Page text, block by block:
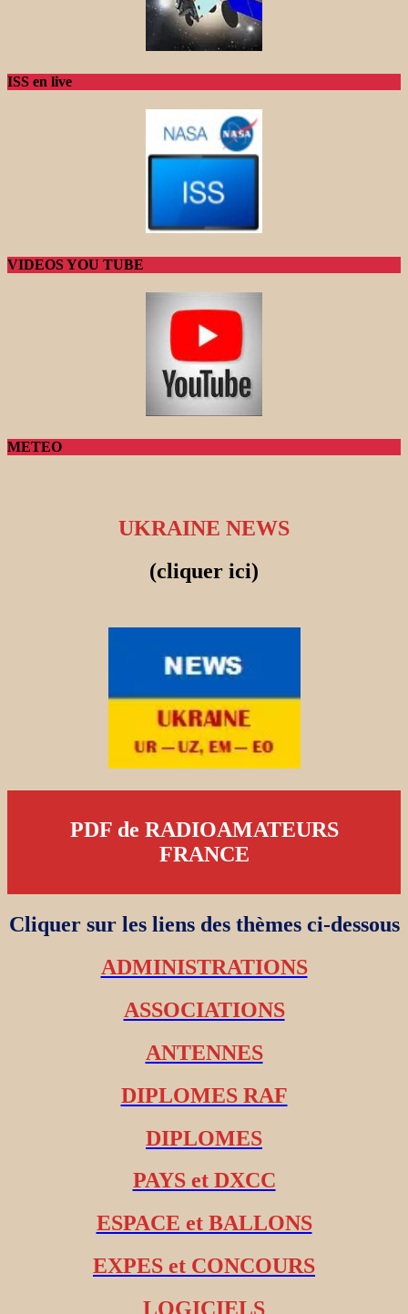
ISS en live
VIDEOS YOU TUBE
METEO
UKRAINE NEWS
(cliquer ici)
PDF de RADIOAMATEURS
FRANCE
Cliquer sur les liens des thèmes ci-dessous
ADMINISTRATIONS
ASSOCIATIONS
ANTENNES
DIPLOMES RAF
DIPLOMES
PAYS et DXCC
ESPACE et BALLONS
EXPES et CONCOURS
LOGICIELS